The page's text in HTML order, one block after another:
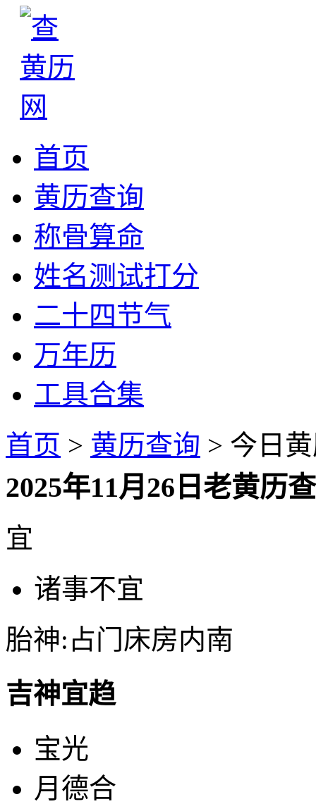
首页
黄历查询
称骨算命
姓名测试打分
二十四节气
万年历
工具合集
首页 > 黄历查询 > 今日
2025年11月26日老黄历
宜
诸事不宜
胎神:占门床房内南
吉神宜趋
宝光
月德合